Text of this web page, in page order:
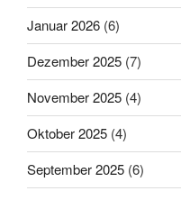
Januar 2026 (6)
Dezember 2025 (7)
November 2025 (4)
Oktober 2025 (4)
September 2025 (6)